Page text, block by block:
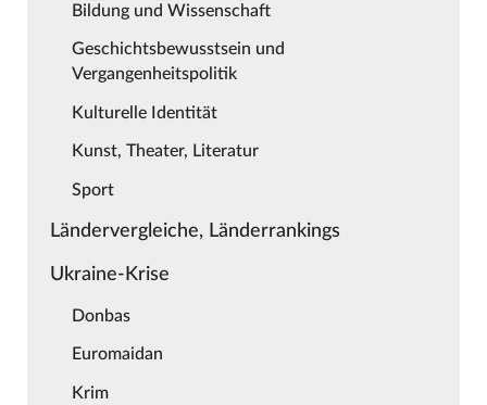
Bildung und Wissenschaft
Geschichtsbewusstsein und
Vergangenheitspolitik
Kulturelle Identität
Kunst, Theater, Literatur
Sport
Ländervergleiche, Länderrankings
Ukraine-Krise
Donbas
Euromaidan
Krim